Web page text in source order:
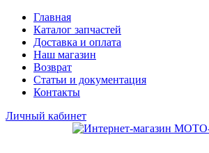
Главная
Каталог запчастей
Доставка и оплата
Наш магазин
Возврат
Статьи и документация
Контакты
Личный кабинет